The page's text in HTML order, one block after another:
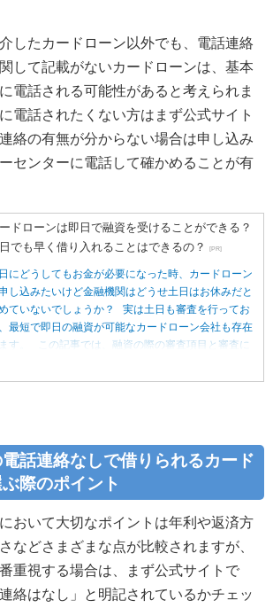
したカードローン以外でも、電話連絡
して記載がないカードローンは、基本
電話される可能性があると考えられま
電話されたくない方はまず公式サイト
絡の有無が分からない場合は申し込み
センターに電話して確かめることが有
ドローンは即日で融資を受けることができる？
でも早く借り入れることはできるの？
[PR]
にどうしてもお金が必要になった時、カードローン
し込みたいけど金融機関はどうせ土日はお休みだと
ていないでしょうか？ 実は土日も審査を行ってお
最短で即日の融資が可能なカードローン会社も存在
す。 この記事では、融資の際の審査項目と審査に
ードローン会社をご紹介します。
話連絡なしで借りられるカード
際のポイント
おいて大切なポイントは年利や返済方
などさまざまな点が比較されますが、
重視する場合は、まず公式サイトで
絡はなし」と明記されているかチェッ